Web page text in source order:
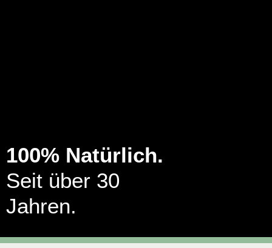
100% Natürlich.
Seit über 30
Jahren.